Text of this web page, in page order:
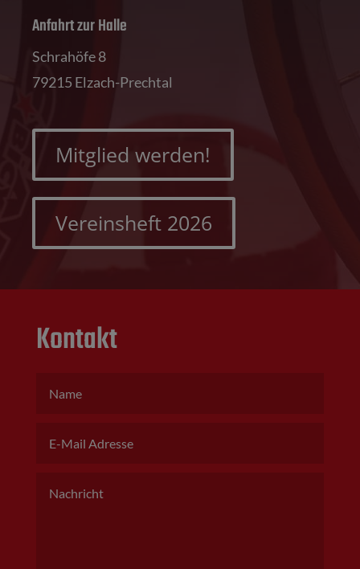
Anfahrt zur Halle
Schrahöfe 8
79215 Elzach-Prechtal
Mitglied werden!
Vereinsheft 2026
Kontakt